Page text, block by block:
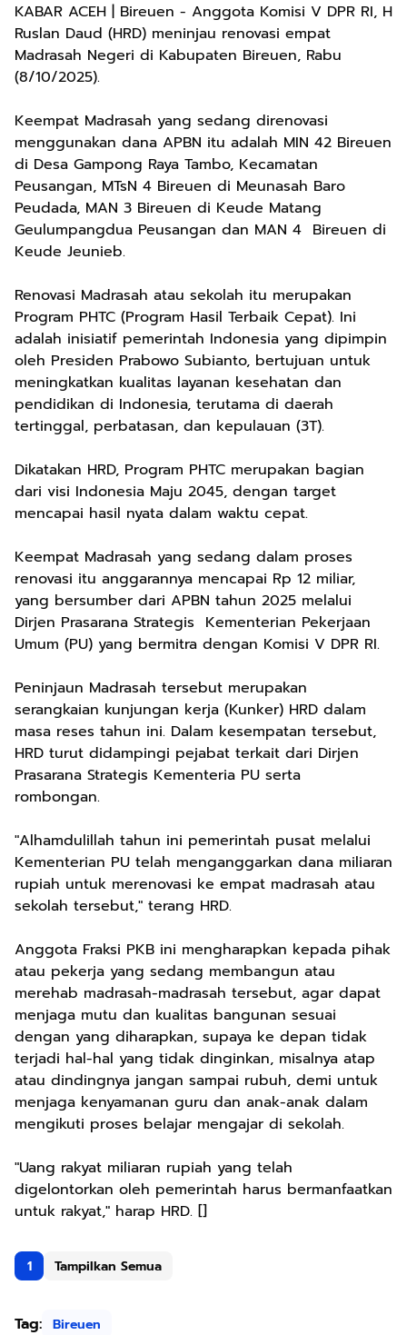
KABAR ACEH | Bireuen - Anggota Komisi V DPR RI, H
Ruslan Daud (HRD) meninjau renovasi empat
Madrasah Negeri di Kabupaten Bireuen, Rabu
(8/10/2025).
Keempat Madrasah yang sedang direnovasi
menggunakan dana APBN itu adalah MIN 42 Bireuen
di Desa Gampong Raya Tambo, Kecamatan
Peusangan, MTsN 4 Bireuen di Meunasah Baro
Peudada, MAN 3 Bireuen di Keude Matang
Geulumpangdua Peusangan dan MAN 4 Bireuen di
Keude Jeunieb.
Renovasi Madrasah atau sekolah itu merupakan
Program PHTC (Program Hasil Terbaik Cepat). Ini
adalah inisiatif pemerintah Indonesia yang dipimpin
oleh Presiden Prabowo Subianto, bertujuan untuk
meningkatkan kualitas layanan kesehatan dan
pendidikan di Indonesia, terutama di daerah
tertinggal, perbatasan, dan kepulauan (3T).
Dikatakan HRD, Program PHTC merupakan bagian
dari visi Indonesia Maju 2045, dengan target
mencapai hasil nyata dalam waktu cepat.
Keempat Madrasah yang sedang dalam proses
renovasi itu anggarannya mencapai Rp 12 miliar,
yang bersumber dari APBN tahun 2025 melalui
Dirjen Prasarana Strategis Kementerian Pekerjaan
Umum (PU) yang bermitra dengan Komisi V DPR RI.
Peninjaun Madrasah tersebut merupakan
serangkaian kunjungan kerja (Kunker) HRD dalam
masa reses tahun ini. Dalam kesempatan tersebut,
HRD turut didampingi pejabat terkait dari Dirjen
Prasarana Strategis Kementeria PU serta
rombongan.
"Alhamdulillah tahun ini pemerintah pusat melalui
Kementerian PU telah menganggarkan dana miliaran
rupiah untuk merenovasi ke empat madrasah atau
sekolah tersebut," terang HRD.
Anggota Fraksi PKB ini mengharapkan kepada pihak
atau pekerja yang sedang membangun atau
merehab madrasah-madrasah tersebut, agar dapat
menjaga mutu dan kualitas bangunan sesuai
dengan yang diharapkan, supaya ke depan tidak
terjadi hal-hal yang tidak dinginkan, misalnya atap
atau dindingnya jangan sampai rubuh, demi untuk
menjaga kenyamanan guru dan anak-anak dalam
mengikuti proses belajar mengajar di sekolah.
"Uang rakyat miliaran rupiah yang telah
digelontorkan oleh pemerintah harus bermanfaatkan
untuk rakyat," harap HRD. []
1 Tampilkan Semua
Tag: Bireuen